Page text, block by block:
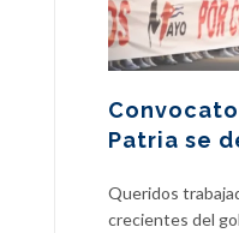
Patria se
Queridos
crecientes del